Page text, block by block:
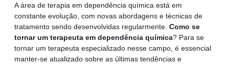
A área de terapia em dependência química está em
constante evolução, com novas abordagens e técnicas de
tratamento sendo desenvolvidas regularmente. Como se
tornar um terapeuta em dependência química? Para se
tornar um terapeuta especializado nesse campo, é essencial
manter-se atualizado sobre as últimas tendências e